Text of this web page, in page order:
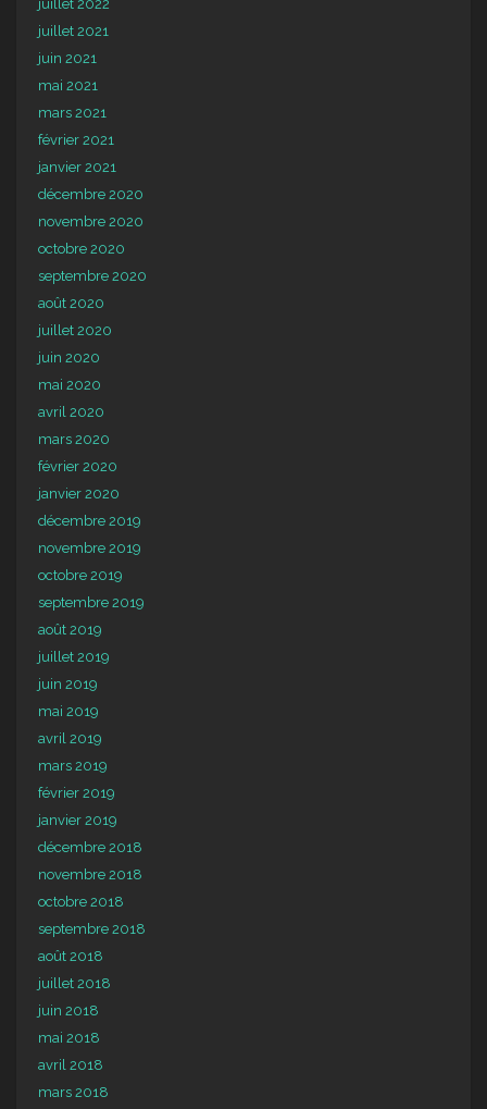
juillet 2022
juillet 2021
juin 2021
mai 2021
mars 2021
février 2021
janvier 2021
décembre 2020
novembre 2020
octobre 2020
septembre 2020
août 2020
juillet 2020
juin 2020
mai 2020
avril 2020
mars 2020
février 2020
janvier 2020
décembre 2019
novembre 2019
octobre 2019
septembre 2019
août 2019
juillet 2019
juin 2019
mai 2019
avril 2019
mars 2019
février 2019
janvier 2019
décembre 2018
novembre 2018
octobre 2018
septembre 2018
août 2018
juillet 2018
juin 2018
mai 2018
avril 2018
mars 2018